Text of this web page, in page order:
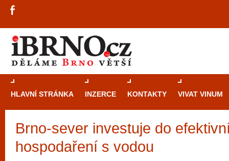
HLAVNÍ STRÁNKA INZERCE KONTAKTY VIVAT VINUM
Brno-sever investuje do
hospodaření s vodou
Průvodce
Brně: Od